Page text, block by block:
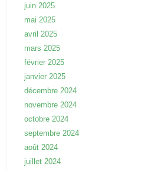
juin 2025
mai 2025
avril 2025
mars 2025
février 2025
janvier 2025
décembre 2024
novembre 2024
octobre 2024
septembre 2024
août 2024
juillet 2024